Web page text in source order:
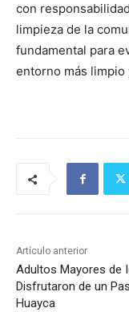
con
limpieza de la
fundamental para
entorno más limpio
Artículo anterior
Adultos Mayores de
Disfrutaron de un
Huayca